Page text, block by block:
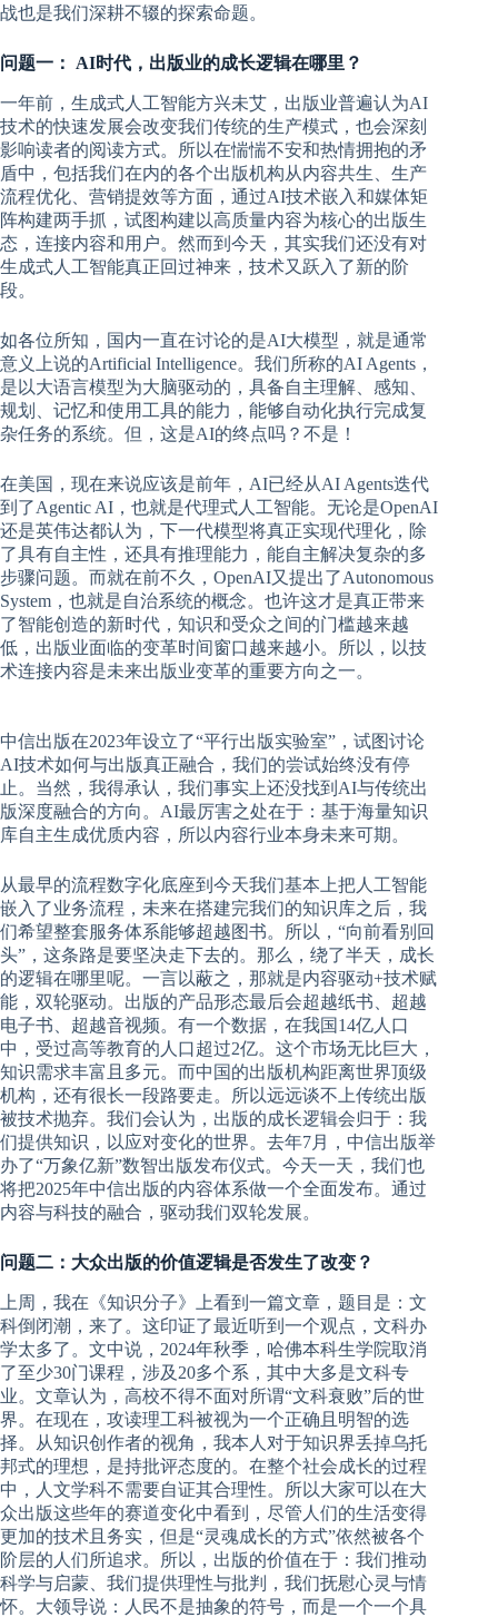
战也是我们深耕不辍的探索命题。
问题一： AI时代，出版业的成长逻辑在哪里？
一年前，生成式人工智能方兴未艾，出版业普遍认为AI
技术的快速发展会改变我们传统的生产模式，也会深刻
影响读者的阅读方式。所以在惴惴不安和热情拥抱的矛
盾中，包括我们在内的各个出版机构从内容共生、生产
流程优化、营销提效等方面，通过AI技术嵌入和媒体矩
阵构建两手抓，试图构建以高质量内容为核心的出版生
态，连接内容和用户。然而到今天，其实我们还没有对
生成式人工智能真正回过神来，技术又跃入了新的阶
段。
如各位所知，国内一直在讨论的是AI大模型，就是通常
意义上说的Artificial Intelligence。我们所称的AI Agents，
是以大语言模型为大脑驱动的，具备自主理解、感知、
规划、记忆和使用工具的能力，能够自动化执行完成复
杂任务的系统。但，这是AI的终点吗？不是！
在美国，现在来说应该是前年，AI已经从AI Agents迭代
到了Agentic AI，也就是代理式人工智能。无论是OpenAI
还是英伟达都认为，下一代模型将真正实现代理化，除
了具有自主性，还具有推理能力，能自主解决复杂的多
步骤问题。而就在前不久，OpenAI又提出了Autonomous
System，也就是自治系统的概念。也许这才是真正带来
了智能创造的新时代，知识和受众之间的门槛越来越
低，出版业面临的变革时间窗口越来越小。所以，以技
术连接内容是未来出版业变革的重要方向之一。
中信出版在2023年设立了“平行出版实验室”，试图讨论
AI技术如何与出版真正融合，我们的尝试始终没有停
止。当然，我得承认，我们事实上还没找到AI与传统出
版深度融合的方向。AI最厉害之处在于：基于海量知识
库自主生成优质内容，所以内容行业本身未来可期。
从最早的流程数字化底座到今天我们基本上把人工智能
嵌入了业务流程，未来在搭建完我们的知识库之后，我
们希望整套服务体系能够超越图书。所以，“向前看别回
头”，这条路是要坚决走下去的。那么，绕了半天，成长
的逻辑在哪里呢。一言以蔽之，那就是内容驱动+技术赋
能，双轮驱动。出版的产品形态最后会超越纸书、超越
电子书、超越音视频。有一个数据，在我国14亿人口
中，受过高等教育的人口超过2亿。这个市场无比巨大，
知识需求丰富且多元。而中国的出版机构距离世界顶级
机构，还有很长一段路要走。所以远远谈不上传统出版
被技术抛弃。我们会认为，出版的成长逻辑会归于：我
们提供知识，以应对变化的世界。去年7月，中信出版举
办了“万象亿新”数智出版发布仪式。今天一天，我们也
将把2025年中信出版的内容体系做一个全面发布。通过
内容与科技的融合，驱动我们双轮发展。
问题二：大众出版的价值逻辑是否发生了改变？
上周，我在《知识分子》上看到一篇文章，题目是：文
科倒闭潮，来了。这印证了最近听到一个观点，文科办
学太多了。文中说，2024年秋季，哈佛本科生学院取消
了至少30门课程，涉及20多个系，其中大多是文科专
业。文章认为，高校不得不面对所谓“文科衰败”后的世
界。在现在，攻读理工科被视为一个正确且明智的选
择。从知识创作者的视角，我本人对于知识界丢掉乌托
邦式的理想，是持批评态度的。在整个社会成长的过程
中，人文学科不需要自证其合理性。所以大家可以在大
众出版这些年的赛道变化中看到，尽管人们的生活变得
更加的技术且务实，但是“灵魂成长的方式”依然被各个
阶层的人们所追求。所以，出版的价值在于：我们推动
科学与启蒙、我们提供理性与批判，我们抚慰心灵与情
怀。大领导说：人民不是抽象的符号，而是一个一个具